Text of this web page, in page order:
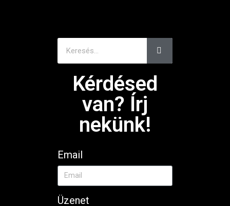
Kérdésed
van? Írj
nekünk!
Email
Üzenet